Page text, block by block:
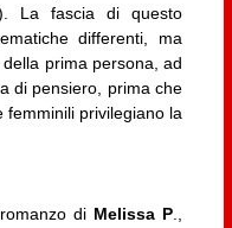
La fascia di questo
differenti, ma
prima persona, ad
di pensiero, prima che
femminili privilegiano la
di Melissa P.,